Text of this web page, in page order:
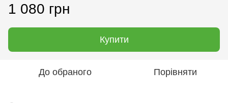
1 080 грн
Купити
До обраного Порівняти